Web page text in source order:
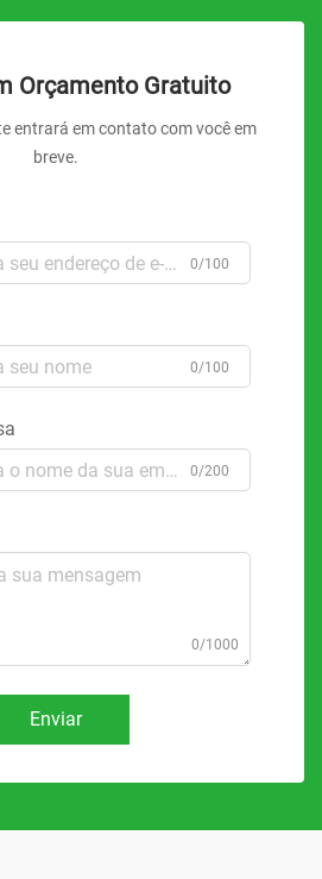
Orçamento Gratuito
entrará em contato com você em
breve.
0/100
0/100
0/200
0/1000
Enviar